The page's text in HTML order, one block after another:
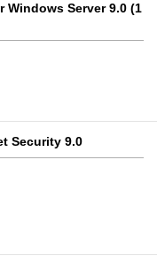
Windows Server 9.0 (1
Security 9.0